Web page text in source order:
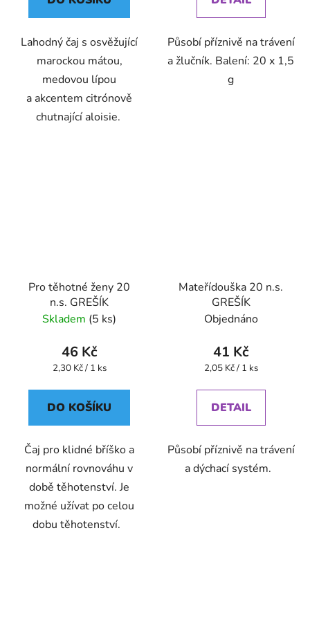
Lahodný čaj s osvěžující
marockou mátou,
medovou lípou
a akcentem citrónově
chutnající aloisie.
Působí příznivě na trávení
a žlučník. Balení: 20 x 1,5
g
Pro těhotné ženy 20
n.s. GREŠÍK
Skladem (5 ks)
46 Kč
Měrná
2,30 Kč / 1 ks
DO KOŠÍKU
Čaj pro klidné bříško a
normální rovnováhu v
době těhotenství. Je
možné užívat po celou
dobu těhotenství.
Mateřídouška 20 n.s.
GREŠÍK
Objednáno
41 Kč
Měrná
2,05 Kč / 1 ks
DETAIL
Působí příznivě na trávení
a dýchací systém.